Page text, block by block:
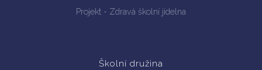
Projekt - Zdravá školní jídelna
Školní družina